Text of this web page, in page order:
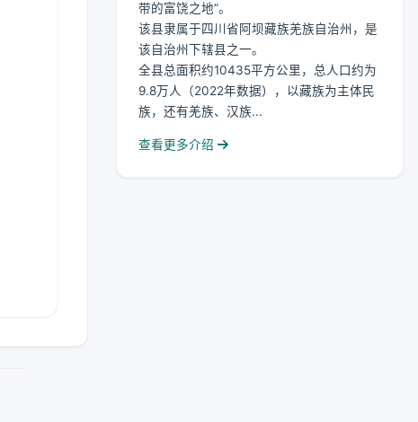
带的富饶之地”。
该县隶属于四川省阿坝藏族羌族自治州，是
该自治州下辖县之一。
全县总面积约10435平方公里，总人口约为
9.8万人（2022年数据），以藏族为主体民
族，还有羌族、汉族...
查看更多介绍